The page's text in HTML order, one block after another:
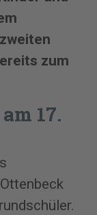
zum
17.